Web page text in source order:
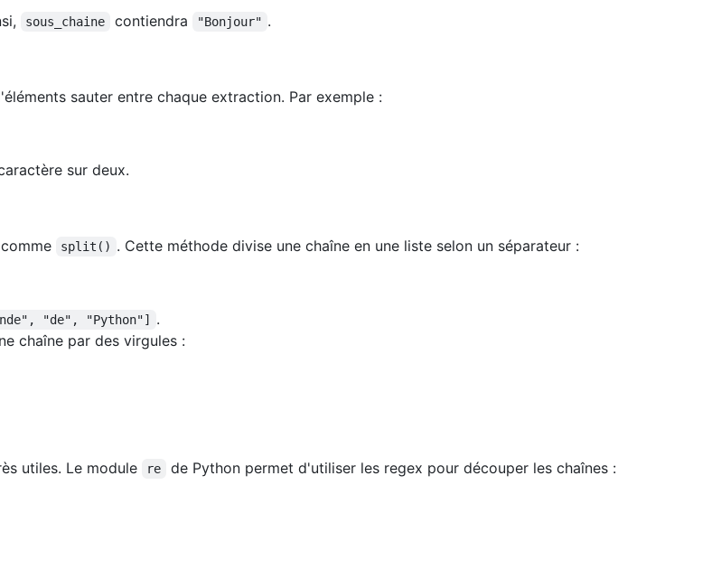
sous_chaine contiendra "Bonjour" .
sauter entre chaque extraction. Par exemple :
sur deux.
split() . Cette méthode divise une chaîne en une liste selon un séparateur :
"de", "Python"]
.
chaîne par des virgules :
utiles. Le module
re
de Python permet d'utiliser les regex pour découper les chaînes :